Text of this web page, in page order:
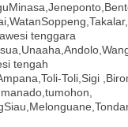
tenggara
tengah
Toli,Sigi